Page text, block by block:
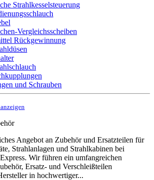
Strahlkesselsteuerung
Vergleichsscheiben
Rückgewinnung
und Schrauben
Angebot an Zubehör und Ersatzteilen für
Strahlanlagen und Strahlkabinen bei
Wir führen ein umfangreichen
Ersatz- und Verschleißteilen
in hochwertiger...